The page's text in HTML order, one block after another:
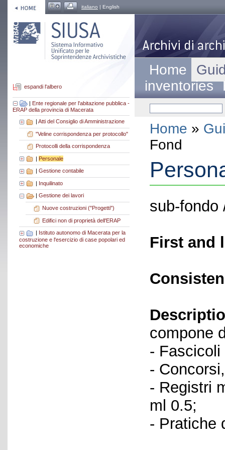
italiano | English
espandi l'albero
| Ente regionale per l'abitazione pubblica -
ERAP della provincia di Macerata
| Atti del Consiglio di Amministrazione
"Veline corrispondenza per protocollo"
Protocolli della corrispondenza
| Personale
Gestione contabile
| Inquilinato
Gestione dei lavori
Nuove costruzioni ("Progetti")
Edifici non di proprietà dell'ERAP
| Istituto autonomo di Macerata per la
costruzione e l'esercizio di case popolari ed
economiche
Home
inventories
Home »
Fond
sub-fondo
First and
compone
-
-
- Registri
ml 0.5;
- Pratiche